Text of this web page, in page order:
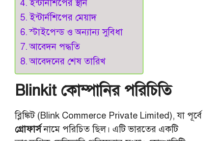
ইন্টার্নশিপের স্থান
ইন্টার্নশিপের মেয়াদ
স্টাইপেন্ড ও অন্যান্য সুবিধা
আবেদন পদ্ধতি
আবেদনের শেষ তারিখ
Blinkit কোম্পানির পরিচিতি
ব্লিঙ্কিট (Blink Commerce Private Limited), যা পূর্বে
গ্রোফার্সনামে পরিচিত ছিল। এটি ভারতের একটি